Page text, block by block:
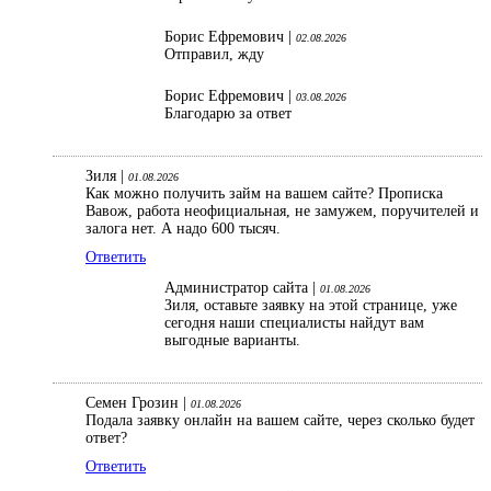
Борис Ефремович | 02.08.2026
Отправил, жду
Борис Ефремович | 03.08.2026
Благодарю за ответ
Зиля | 01.08.2026
Как можно получить займ на вашем сайте? Прописка
Вавож, работа неофициальная, не замужем, поручителей и
залога нет. А надо 600 тысяч.
Ответить
Администратор сайта |
01.08.2026
Зиля, оставьте заявку на этой странице, уже
сегодня наши специалисты найдут вам
выгодные варианты.
Семен Грозин | 01.08.2026
Подала заявку онлайн на вашем сайте, через сколько будет
ответ?
Ответить